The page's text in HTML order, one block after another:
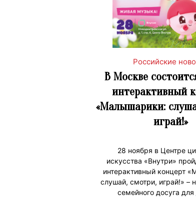
Российские
В Москве
интерактивный
«Малышарики:
играй!»
28 ноября в Центре
искусства «Внутри»
интерактивный концерт
слушай, смотри, играй!» –
семейного досуга